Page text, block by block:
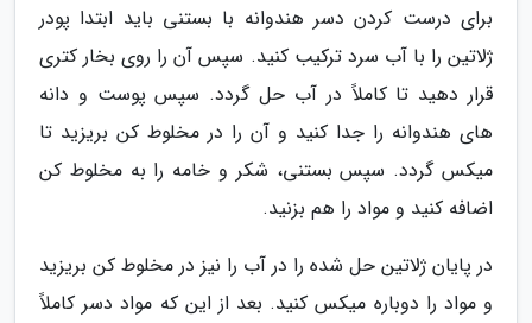
برای درست کردن دسر هندوانه با بستنی باید ابتدا پودر
ژلاتین را با آب سرد ترکیب کنید. سپس آن را روی بخار کتری
قرار دهید تا کاملاً در آب حل گردد. سپس پوست و دانه
های هندوانه را جدا کنید و آن را در مخلوط کن بریزید تا
میکس گردد. سپس بستنی، شکر و خامه را به مخلوط کن
اضافه کنید و مواد را هم بزنید.
در پایان ژلاتین حل شده را در آب را نیز در مخلوط کن بریزید
و مواد را دوباره میکس کنید. بعد از این که مواد دسر کاملاً